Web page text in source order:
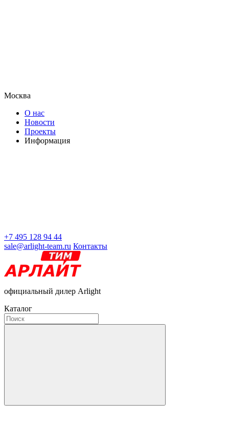
Москва
О нас
Новости
Проекты
Информация
+7 495 128 94 44
sale@arlight-team.ru Контакты
официальный дилер Arlight
Каталог